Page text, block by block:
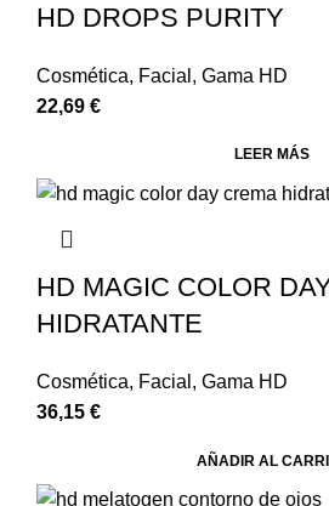
HD DROPS PURITY
Cosmética, Facial , Gama HD
22,69 €
LEER MÁS
HD MAGIC COLOR
HIDRATANTE
Cosmética, Facial , Gama HD
36,15 €
AÑADIR AL